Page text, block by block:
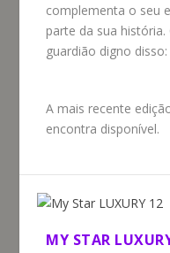
complementa o seu
parte da sua
guardião digno
A mais recente
encontra disponível.
MY STAR